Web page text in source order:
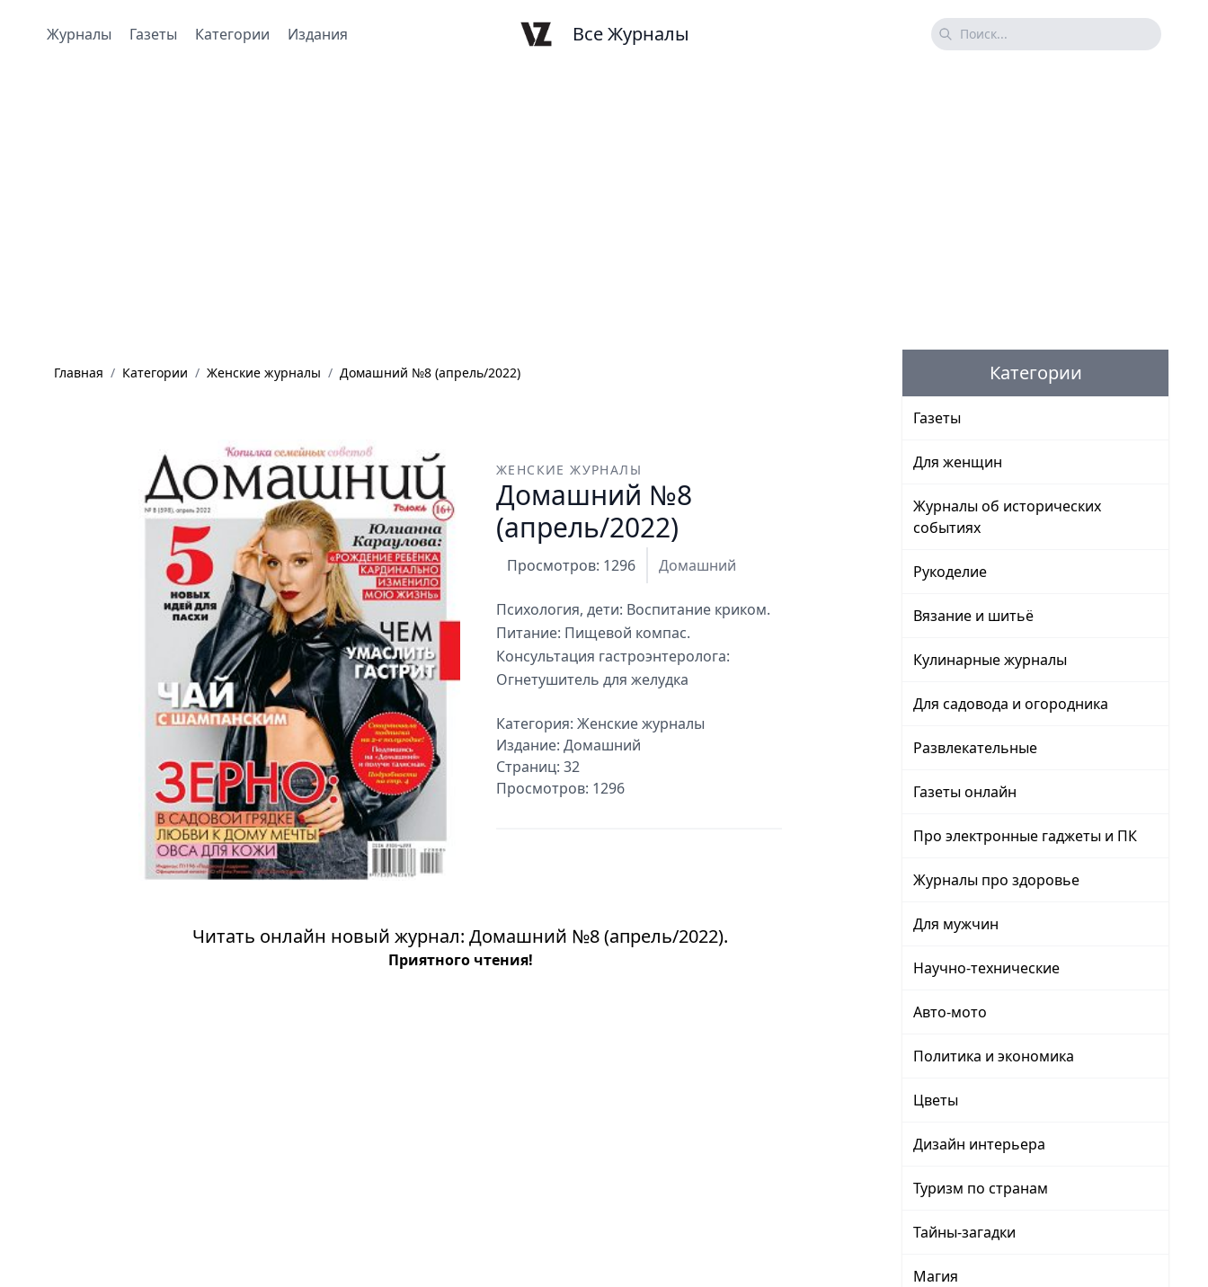
Журналы Газеты Категории Издания Все Журналы
Главная / Категории / Женские журналы / Домашний №8 (апрель/2022)
ЖЕНСКИЕ ЖУРНАЛЫ
Домашний №8
(апрель/2022)
Просмотров: 1296 Домашний
Психология, дети: Воспитание криком.
Питание: Пищевой компас.
Консультация гастроэнтеролога:
Огнетушитель для желудка
Категория: Женские журналы
Издание: Домашний
Страниц: 32
Просмотров: 1296
Читать онлайн новый журнал: Домашний №8 (апрель/2022).
Приятного чтения!
Категории
Газеты
Для женщин
Журналы об исторических
событиях
Рукоделие
Вязание и шитьё
Кулинарные журналы
Для садовода и огородника
Развлекательные
Газеты онлайн
Про электронные гаджеты и ПК
Журналы про здоровье
Для мужчин
Научно-технические
Авто-мото
Политика и экономика
Цветы
Дизайн интерьера
Туризм по странам
Тайны-загадки
Магия